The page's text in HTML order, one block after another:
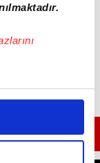
özel
yaparken
sunmak
adına
TIKLAYIN